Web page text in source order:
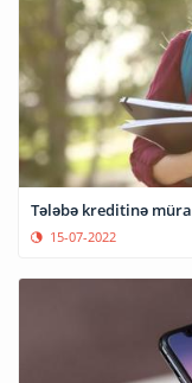
Tələbə kreditinə
15-07-2022